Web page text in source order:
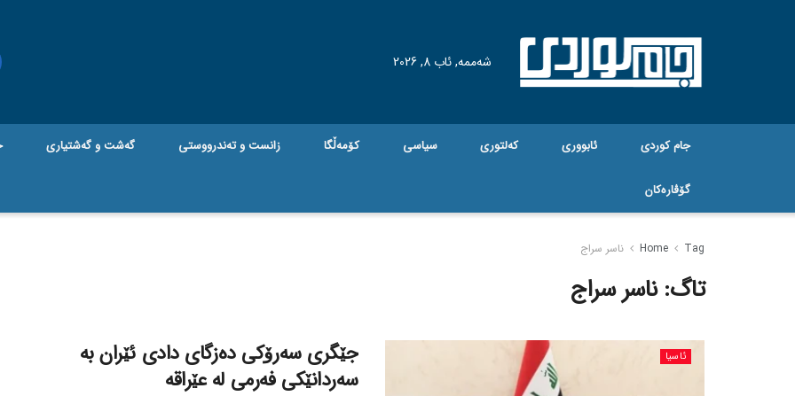
شەممە, ئاب 8, 2026
جام کوردی ئابووری کەلتوری سیاسی کۆمەڵگا زانست و تەندرووستی گه‌شت و گه‌شتیاری
گۆڤاره‌کان
Home Tag ناسر سراج
تاگ:ناسر سراج
ئاسیا
جێگری سەرۆکی دەزگای دادی ئێران بە
سەردانێکی فەرمی لە عێراقە